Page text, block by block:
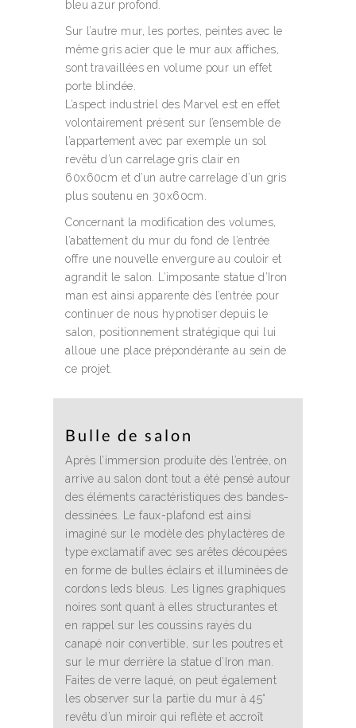
bleu azur profond.
Sur l’autre mur, les portes, peintes avec le
même gris acier que le mur aux affiches,
sont travaillées en volume pour un effet
porte blindée.
L’aspect industriel des Marvel est en effet
volontairement présent sur l’ensemble de
l’appartement avec par exemple un sol
revêtu d’un carrelage gris clair en
60x60cm et d’un autre carrelage d’un gris
plus soutenu en 30x60cm.
Concernant la modification des volumes,
l’abattement du mur du fond de l’entrée
offre une nouvelle envergure au couloir et
agrandit le salon. L’imposante statue d’Iron
man est ainsi apparente dès l’entrée pour
continuer de nous hypnotiser depuis le
salon, positionnement stratégique qui lui
alloue une place prépondérante au sein de
ce projet.
Bulle de salon
Après l’immersion produite dès l’entrée, on
arrive au salon dont tout a été pensé autour
des éléments caractéristiques des bandes-
dessinées. Le faux-plafond est ainsi
imaginé sur le modèle des phylactères de
type exclamatif avec ses arêtes découpées
en forme de bulles éclairs et illuminées de
cordons leds bleus. Les lignes graphiques
noires sont quant à elles structurantes et
en rappel sur les coussins rayés du
canapé noir convertible, sur les poutres et
sur le mur derrière la statue d’Iron man.
Faites de verre laqué, on peut également
les observer sur la partie du mur à 45°
revêtu d’un miroir qui reflète et accroît